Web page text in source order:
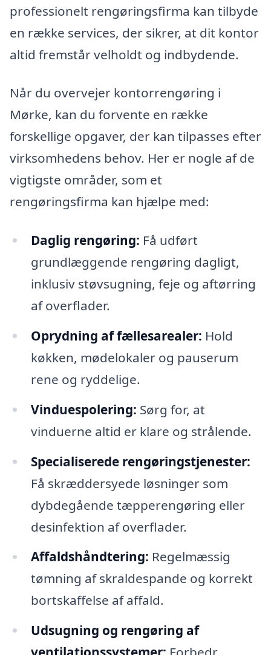
professionelt rengøringsfirma kan tilbyde
en række services, der sikrer, at dit kontor
altid fremstår velholdt og indbydende.
Når du overvejer kontorrengøring i
Mørke, kan du forvente en række
forskellige opgaver, der kan tilpasses efter
virksomhedens behov. Her er nogle af de
vigtigste områder, som et
rengøringsfirma kan hjælpe med:
Daglig rengøring: Få udført
grundlæggende rengøring dagligt,
inklusiv støvsugning, feje og aftørring
af overflader.
Oprydning af fællesarealer: Hold
køkken, mødelokaler og pauserum
rene og ryddelige.
Vinduespolering: Sørg for, at
vinduerne altid er klare og strålende.
Specialiserede rengøringstjenester:
Få skræddersyede løsninger som
dybdegående tæpperengøring eller
desinfektion af overflader.
Affaldshåndtering: Regelmæssig
tømning af skraldespande og korrekt
bortskaffelse af affald.
Udsugning og rengøring af